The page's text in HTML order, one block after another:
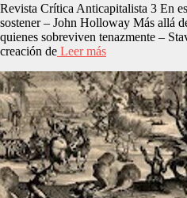
Revista Crítica Anticapitalista 3 En
sostener – John Holloway Más allá
quienes sobreviven tenazmente –
creación de Leer más